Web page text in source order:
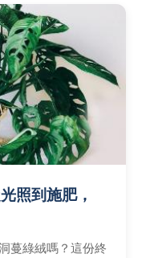
照到施肥，
蔓綠絨嗎？這份終